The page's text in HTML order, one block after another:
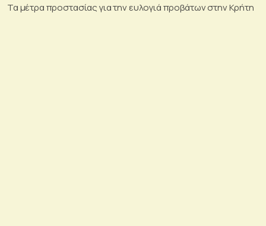
Τα μέτρα προστασίας για την ευλογιά προβάτων στην Κρήτη